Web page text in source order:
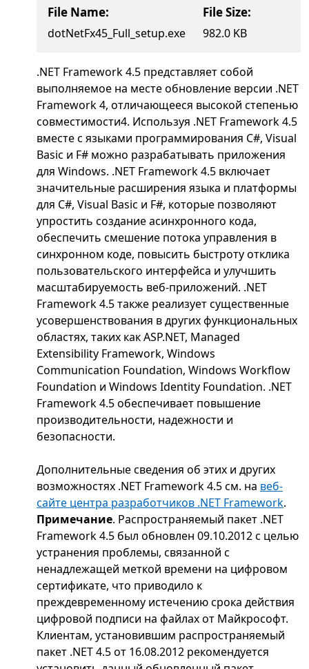
File Name:
dotNetFx45_Full_setup.exe
File Size:
982.0 KB
.NET Framework 4.5 представляет собой
выполняемое на месте обновление версии .NET
Framework 4, отличающееся высокой степенью
совместимости4. Используя .NET Framework 4.5
вместе с языками программирования C#, Visual
Basic и F# можно разрабатывать приложения
для Windows. .NET Framework 4.5 включает
значительные расширения языка и платформы
для C#, Visual Basic и F#, которые позволяют
упростить создание асинхронного кода,
обеспечить смешение потока управления в
синхронном коде, повысить быстроту отклика
пользовательского интерфейса и улучшить
масштабируемость веб-приложений. .NET
Framework 4.5 также реализует существенные
усовершенствования в других функциональных
областях, таких как ASP.NET, Managed
Extensibility Framework, Windows
Communication Foundation, Windows Workflow
Foundation и Windows Identity Foundation. .NET
Framework 4.5 обеспечивает повышение
производительности, надежности и
безопасности.
Дополнительные сведения об этих и других
возможностях .NET Framework 4.5 см. на веб-
сайте центра разработчиков .NET Framework.
Примечание. Распространяемый пакет .NET
Framework 4.5 был обновлен 09.10.2012 с целью
устранения проблемы, связанной с
ненадлежащей меткой времени на цифровом
сертификате, что приводило к
преждевременному истечению срока действия
цифровой подписи на файлах от Майкрософт.
Клиентам, установившим распространяемый
пакет .NET 4.5 от 16.08.2012 рекомендуется